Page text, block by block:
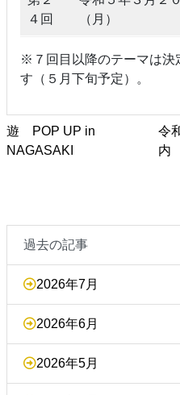
４回
（月）
※７回目以降のテーマは決
す（５月下旬予定）。
遊 POP UP in
NAGASAKI
令
内
過去の記事
2026年7月
2026年6月
2026年5月